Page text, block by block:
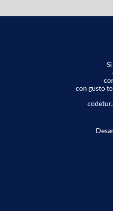
con gusto